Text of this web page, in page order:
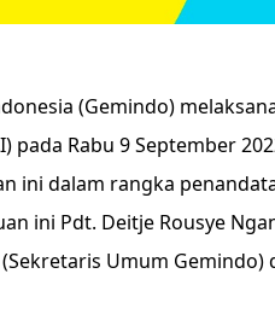
(Gemindo)
pada Rabu 9 September
ini dalam rangka
ini Pdt. Deitje Rousye
Umum Gemindo)